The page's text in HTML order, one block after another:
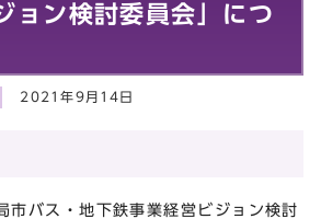
ョン検討委員会」につ
2021年9月14日
市バス・地下鉄事業経営ビジョン検討